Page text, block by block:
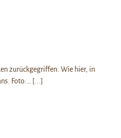
zurückgegriffen. Wie hier, in
Foto:…
[...]